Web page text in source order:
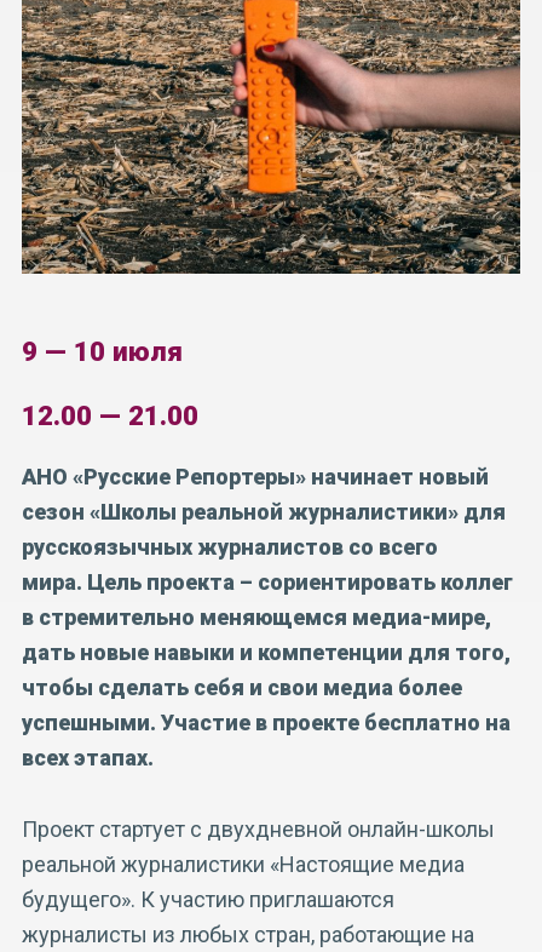
9 — 10 июля
12.00 — 21.00
АНО «Русские Репортеры» начинает новый
сезон «Школы реальной журналистики» для
русскоязычных журналистов со всего
мира. Цель проекта – сориентировать коллег
в стремительно меняющемся медиа-мире,
дать новые навыки и компетенции для того,
чтобы сделать себя и свои медиа более
успешными. Участие в проекте бесплатно на
всех этапах.
Проект стартует с двухдневной онлайн-школы
реальной журналистики «Настоящие медиа
будущего». К участию приглашаются
журналисты из любых стран, работающие на